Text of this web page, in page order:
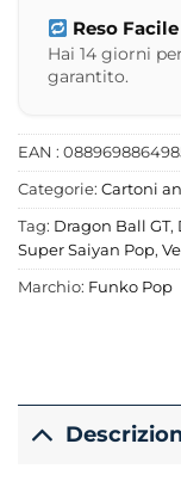
Reso
Hai 14 giorni
garantito.
EAN :
Categorie: Cartoni
Tag: Dragon Ball GT,
Super Saiyan Pop,
Marchio: Funko Pop